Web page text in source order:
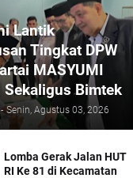
Lantik
Tingkat DPW
MASYUMI
Sekaligus Bimtek
- Senin, Agustus 03, 2026
Lomba Gerak Jalan HUT
RI Ke 81 di Kecamatan